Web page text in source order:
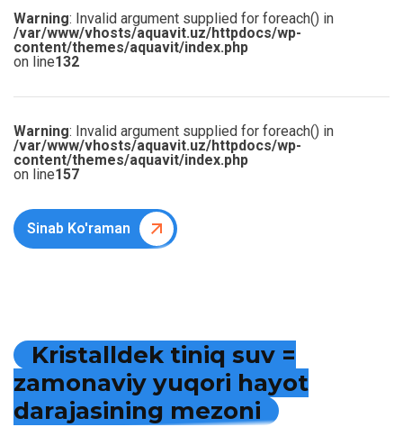
Warning: Invalid argument supplied for foreach() in
/var/www/vhosts/aquavit.uz/httpdocs/wp-
content/themes/aquavit/index.php
on line132
Warning: Invalid argument supplied for foreach() in
/var/www/vhosts/aquavit.uz/httpdocs/wp-
content/themes/aquavit/index.php
on line157
Sinab Ko'raman
Kristalldek tiniq suv =
zamonaviy yuqori hayot
darajasining mezoni